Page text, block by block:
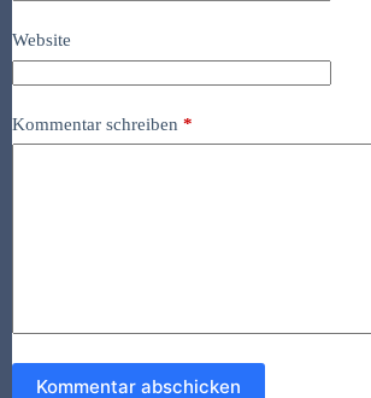
Website
Kommentar schreiben *
Kommentar abschicken